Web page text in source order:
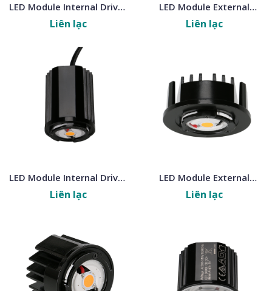
LED Module Internal Driver
GU10
Liên lạc
LED Module External
Driver Special Color
Liên lạc
LED Module Internal Driver
Pro
Liên lạc
LED Module External
Driver Pro
Liên lạc